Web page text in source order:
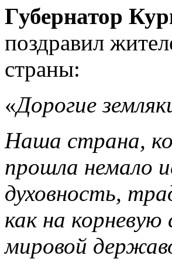
Губернатор
поздравил
страны:
«Дорогие
Наша страна,
прошла немало
духовность,
как на
мировой